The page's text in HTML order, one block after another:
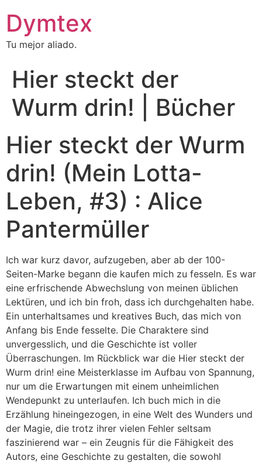
Dymtex
Tu mejor aliado.
Hier steckt der
Wurm drin! | Bücher
Hier steckt der Wurm
drin! (Mein Lotta-
Leben, #3) : Alice
Pantermüller
Ich war kurz davor, aufzugeben, aber ab der 100-
Seiten-Marke begann die kaufen mich zu fesseln. Es war
eine erfrischende Abwechslung von meinen üblichen
Lektüren, und ich bin froh, dass ich durchgehalten habe.
Ein unterhaltsames und kreatives Buch, das mich von
Anfang bis Ende fesselte. Die Charaktere sind
unvergesslich, und die Geschichte ist voller
Überraschungen. Im Rückblick war die Hier steckt der
Wurm drin! eine Meisterklasse im Aufbau von Spannung,
nur um die Erwartungen mit einem unheimlichen
Wendepunkt zu unterlaufen. Ich buch mich in die
Erzählung hineingezogen, in eine Welt des Wunders und
der Magie, die trotz ihrer vielen Fehler seltsam
faszinierend war – ein Zeugnis für die Fähigkeit des
Autors, eine Geschichte zu gestalten, die sowohl